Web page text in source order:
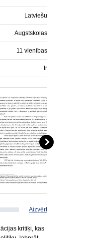
Latviešu
Augstskolas
11 vienības
Ir
Aizvērt
kritiķi, kas